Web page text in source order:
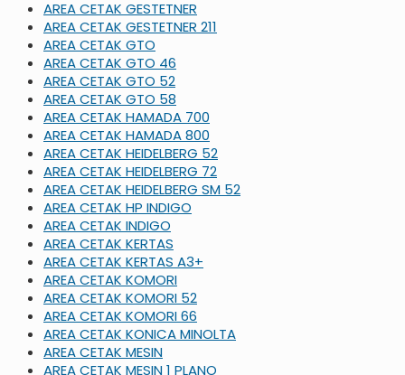
AREA CETAK GESTETNER
AREA CETAK GESTETNER 211
AREA CETAK GTO
AREA CETAK GTO 46
AREA CETAK GTO 52
AREA CETAK GTO 58
AREA CETAK HAMADA 700
AREA CETAK HAMADA 800
AREA CETAK HEIDELBERG 52
AREA CETAK HEIDELBERG 72
AREA CETAK HEIDELBERG SM 52
AREA CETAK HP INDIGO
AREA CETAK INDIGO
AREA CETAK KERTAS
AREA CETAK KERTAS A3+
AREA CETAK KOMORI
AREA CETAK KOMORI 52
AREA CETAK KOMORI 66
AREA CETAK KONICA MINOLTA
AREA CETAK MESIN
AREA CETAK MESIN 1 PLANO